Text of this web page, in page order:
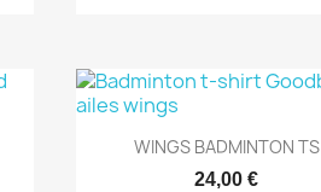
Aperçu rapide
WINGS BADMINTON TS
24,00 €